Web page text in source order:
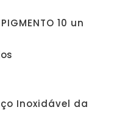
10 un
Inoxidável da